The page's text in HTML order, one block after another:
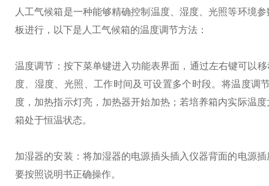
人工气候箱是一种能够精确控制温度、湿度、光照等环境
板进行，以下是人工气候箱的温度调节方法：
温度调节：按下菜单键进入功能表界面，通过左右键可以
度、湿度、光照、工作时间及可设置多个时段。将温度调
度，加热指示灯亮，加热器开始加热；若培养箱内实际温
箱处于恒温状态。
加湿器的安装：将加湿器的电源插头插入仪器背面的电源
要按照说明书正确操作。